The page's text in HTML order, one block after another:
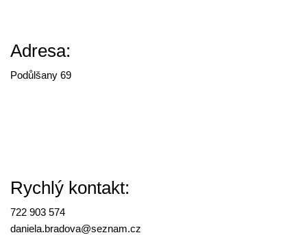
Adresa:
Podůlšany 69
Rychlý kontakt:
722 903 574
daniela.bradova@seznam.cz